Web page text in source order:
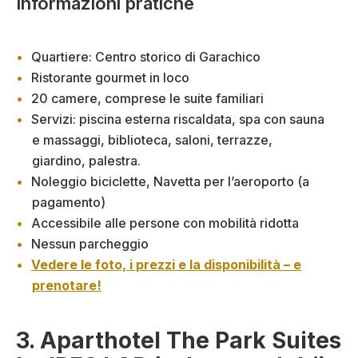
Quartiere: Centro storico di Garachico
Ristorante gourmet in loco
20 camere, comprese le suite familiari
Servizi: piscina esterna riscaldata, spa con sauna
e massaggi, biblioteca, saloni, terrazze,
giardino, palestra.
Noleggio biciclette, Navetta per l’aeroporto (a
pagamento)
Accessibile alle persone con mobilità ridotta
Nessun parcheggio
Vedere le foto, i prezzi e la disponibilità – e
prenotare!
3. Aparthotel The Park Suites